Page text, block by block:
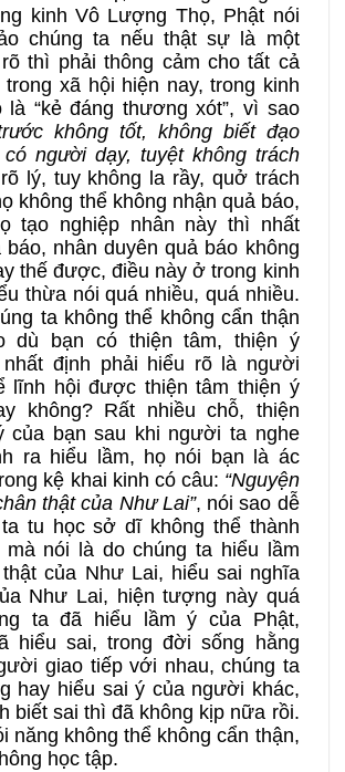
kinh Vô Lượng Thọ, Phật nói
chúng ta nếu thật sự là một
thì phải thông cảm cho tất cả
trong xã hội hiện nay, trong kinh
là “kẻ đáng thương xót”, vì sao
không tốt, không biết đạo
người dạy, tuyệt không trách
lý, tuy không la rầy, quở trách
không thể không nhận quả báo,
tạo nghiệp nhân này thì nhất
báo, nhân duyên quả báo không
thế được, điều này ở trong kinh
thừa nói quá nhiều, quá nhiều.
ta không thể không cẩn thận
dù bạn có thiện tâm, thiện ý
định phải hiểu rõ là người
lĩnh hội được thiện tâm thiện ý
không? Rất nhiều chỗ, thiện
của bạn sau khi người ta nghe
ra hiểu lầm, họ nói bạn là ác
kệ khai kinh có câu: “Nguyện
thật của Như Lai”, nói sao dễ
tu học sở dĩ không thể thành
nói là do chúng ta hiểu lầm
của Như Lai, hiểu sai nghĩa
Như Lai, hiện tượng này quá
ta đã hiểu lầm ý của Phật,
hiểu sai, trong đời sống hằng
giao tiếp với nhau, chúng ta
hay hiểu sai ý của người khác,
biết sai thì đã không kịp nữa rồi.
năng không thể không cẩn thận,
học tập.